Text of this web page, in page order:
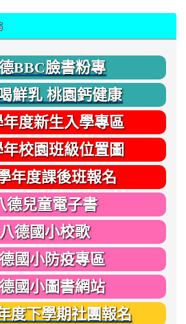
BBC臉書粉專
鮮乳 桃園鈣健康
年度新生入學專區
年校園班級位置圖
年度課後班報名
德兒童電子書
八德國小校歌
國小防疫專區
國小圖書網站
度下學期社團報名